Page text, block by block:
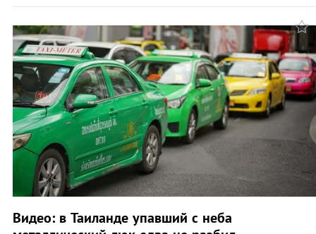
Видео: в Таиланде упавший с неба